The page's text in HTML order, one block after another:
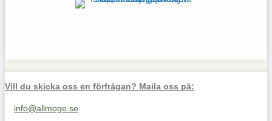
Vill du skicka oss en förfrågan? Maila oss på:
Maila oss på info@allmoge.se
info@allmoge.se